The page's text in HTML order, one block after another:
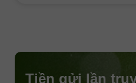
Tiền gửi lần